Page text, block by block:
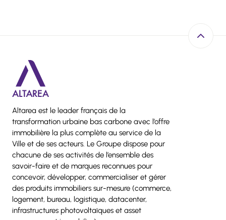
Altarea est le leader français de la
transformation urbaine bas carbone avec l’offre
immobilière la plus complète au service de la
Ville et de ses acteurs. Le Groupe dispose pour
chacune de ses activités de l’ensemble des
savoir-faire et de marques reconnues pour
concevoir, développer, commercialiser et gérer
des produits immobiliers sur-mesure (commerce,
logement, bureau, logistique, datacenter,
infrastructures photovoltaïques et asset
Retour